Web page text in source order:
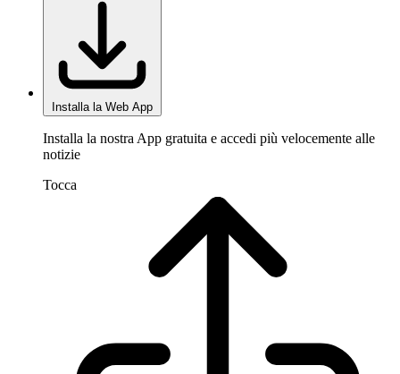
Installa la Web App
Installa la nostra App gratuita e accedi più velocemente alle
notizie
Tocca